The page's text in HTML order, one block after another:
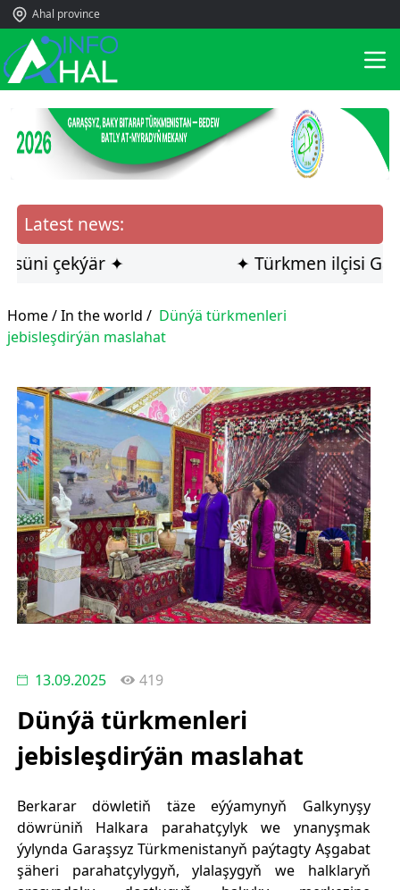
Ahal province
Latest news:
çekýär ✦
✦ Türkmen ilçisi
Home /In the world / Dünýä türkmenleri
jebisleşdirýän maslahat
13.09.2025 419
Dünýä türkmenleri
jebisleşdirýän maslahat
Berkarar döwletiň täze eýýamynyň Galkynyşy
döwrüniň Halkara parahatçylyk we ynanyşmak
ýylynda Garaşsyz Türkmenistanyň paýtagty Aşgabat
şäheri parahatçylygyň, ylalaşygyň we halklaryň